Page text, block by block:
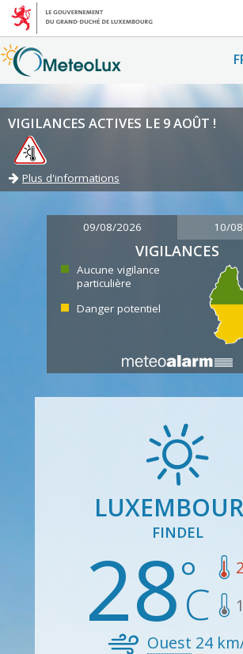
VIGILANCES ACTIVES LE 9 AOÛT !
Plus d'informations
09/08/2026 10/
VIGILANCES
Aucune vigilance
particulière
Danger potentiel
FINDEL
28
Ouest 24